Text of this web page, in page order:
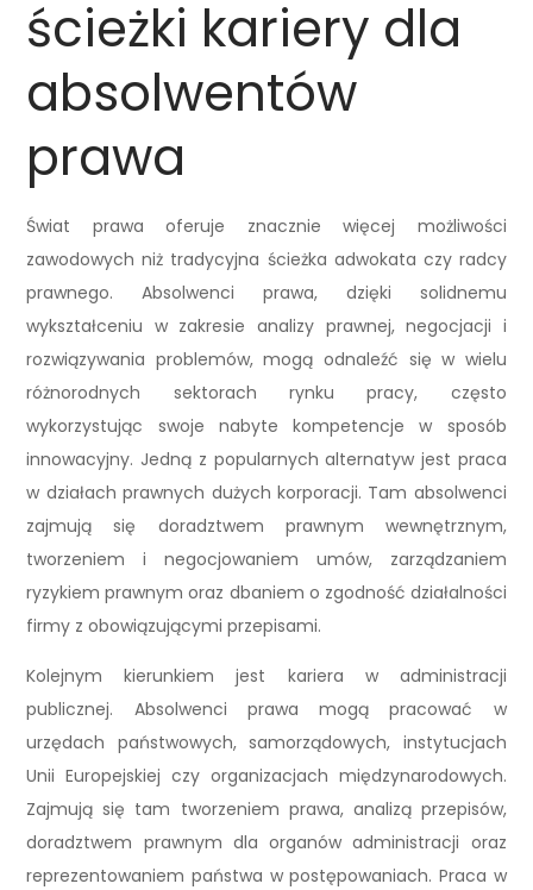
ścieżki kariery dla
absolwentów
prawa
Świat prawa oferuje znacznie więcej możliwości
zawodowych niż tradycyjna ścieżka adwokata czy radcy
prawnego. Absolwenci prawa, dzięki solidnemu
wykształceniu w zakresie analizy prawnej, negocjacji i
rozwiązywania problemów, mogą odnaleźć się w wielu
różnorodnych sektorach rynku pracy, często
wykorzystując swoje nabyte kompetencje w sposób
innowacyjny. Jedną z popularnych alternatyw jest praca
w działach prawnych dużych korporacji. Tam absolwenci
zajmują się doradztwem prawnym wewnętrznym,
tworzeniem i negocjowaniem umów, zarządzaniem
ryzykiem prawnym oraz dbaniem o zgodność działalności
firmy z obowiązującymi przepisami.
Kolejnym kierunkiem jest kariera w administracji
publicznej. Absolwenci prawa mogą pracować w
urzędach państwowych, samorządowych, instytucjach
Unii Europejskiej czy organizacjach międzynarodowych.
Zajmują się tam tworzeniem prawa, analizą przepisów,
doradztwem prawnym dla organów administracji oraz
reprezentowaniem państwa w postępowaniach. Praca w